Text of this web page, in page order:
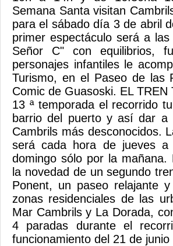
Semana Santa visitan
para el sábado día 3 de abril
primer espectáculo será a
Señor C" con equilibrios,
personajes infantiles le
Turismo, en el Paseo de las
Comic de Guasoski. EL
13 ª temporada el recorrido
barrio del puerto y así dar a
Cambrils más desconocidos.
será cada hora de jueves
domingo sólo por la
la novedad de un segundo
Ponent, un paseo relajante
zonas residenciales de las
Mar Cambrils y La Dorada,
4 paradas durante el
funcionamiento del 21 de